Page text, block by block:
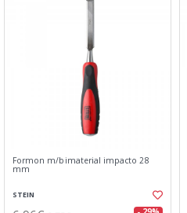
Formon m/bimaterial impacto 28
mm
STEIN